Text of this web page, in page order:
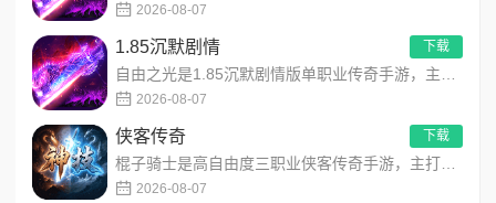
2026-08-07
1.85沉默剧情
2026-08-07
下载
侠客传奇
2026-08-07
下载